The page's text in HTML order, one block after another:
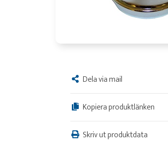
Dela via mail
Kopiera produktlänken
Skriv ut produktdata